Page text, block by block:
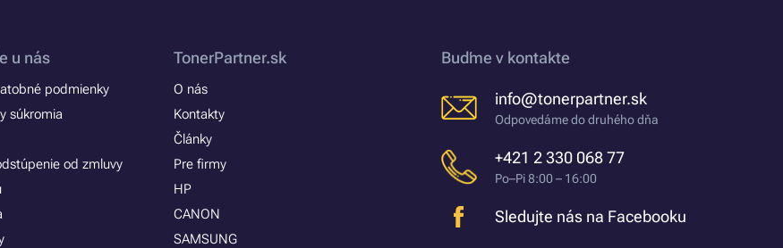
u nás
podmienky
súkromia
od zmluvy
TonerPartner.sk
O nás
Kontakty
Články
Pre firmy
HP
CANON
SAMSUNG
Buďme v kontakte
info@tonerpartner.sk
Odpovedáme do druhého dňa
+421 2 330 068 77
Po–Pi 8:00 – 16:00
Sledujte nás na Facebooku